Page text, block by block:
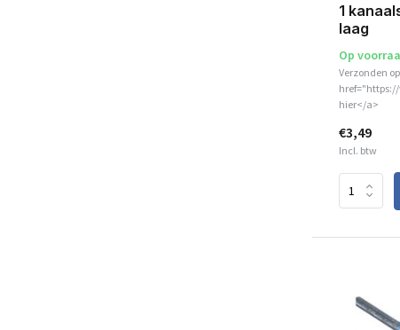
1
laag
Op
Verzonden
hier</a>
€3,49
Incl. btw